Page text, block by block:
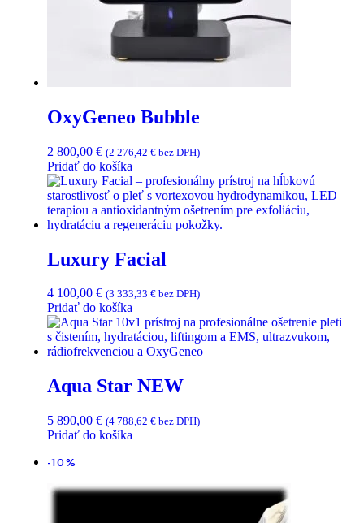
OxyGeneo Bubble
2 800,00 € (2 276,42 € bez DPH)
Pridať do košíka
Luxury Facial
4 100,00 € (3 333,33 € bez DPH)
Pridať do košíka
Aqua Star NEW
5 890,00 € (4 788,62 € bez DPH)
Pridať do košíka
-10%